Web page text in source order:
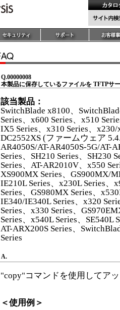
Q.00000008
本製品に保存しているファイルを TFTPサ
該当製品：
SwitchBlade x8100、
Series、x600 Series、x510
IX5 Series、x310 Series、
DC2552XS (ファームウェア
AR4050S/AT-AR4050S-5G/AT-
Series、SH210 Series、SH230
Series、AT-AR2010V、x550
XS900MX Series、GS900MX/
IE210L Series、x230L Series、
Series、GS980MX Series、
IE340/IE340L Series、x320
Series、x330 Series、
Series、x540L Series、SE540L
AT-ARX200S Series、
Series
A.
"copy"コマンドを使用してア
＜使用例＞